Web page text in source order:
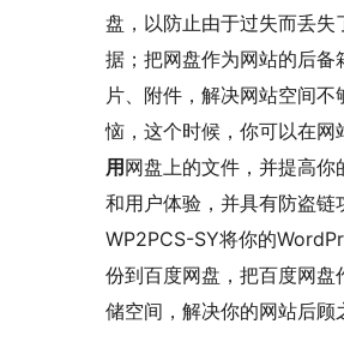
盘，以防止由于过失而丢失
据；把网盘作为网站的后备
片、附件，解决网站空间不
恼，这个时候，你可以在网
用 网盘上的文件，并提高你
和用户体验，并具有防盗链
WP2PCS-SY将你的
份到百度网盘，把百度网盘
储空间，解决你的网站后顾